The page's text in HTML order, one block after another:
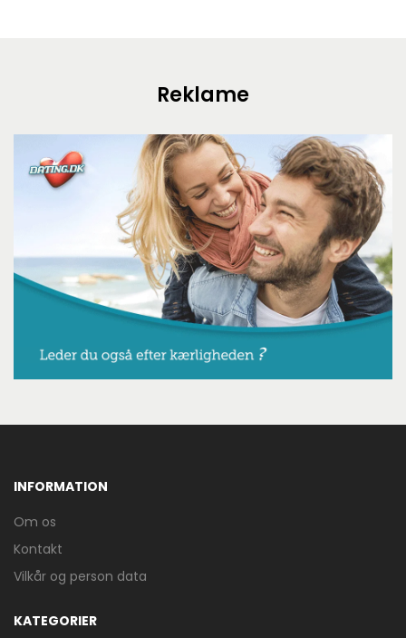
Reklame
INFORMATION
Om os
Kontakt
Vilkår og person data
KATEGORIER